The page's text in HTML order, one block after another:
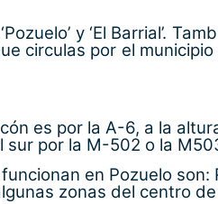
y ‘El Barrial’.
circulas por el
es por la A-6, a la
sur por la M-502 o la
en Pozuelo son:
zonas del centro